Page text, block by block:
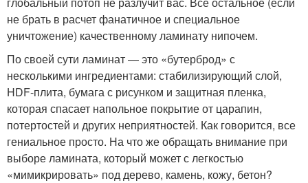
не брать в расчет фанатичное и специальное
уничтожение) качественному ламинату нипочем.
По своей сути ламинат — это «бутерброд» с
несколькими ингредиентами: стабилизирующий слой,
HDF-плита, бумага с рисунком и защитная пленка,
которая спасает напольное покрытие от царапин,
потертостей и других неприятностей. Как говорится, все
гениальное просто. На что же обращать внимание при
выборе ламината, который может с легкостью
«мимикрировать» под дерево, камень, кожу, бетон?